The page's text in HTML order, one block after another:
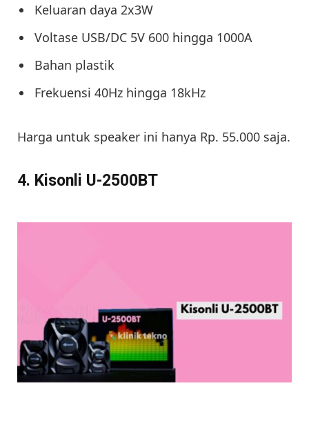
Keluaran daya 2x3W
Voltase USB/DC 5V 600 hingga 1000A
Bahan plastik
Frekuensi 40Hz hingga 18kHz
Harga untuk speaker ini hanya Rp. 55.000 saja.
4. Kisonli U-2500BT